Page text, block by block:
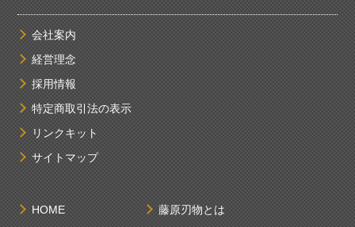
会社案内
経営理念
採用情報
特定商取引法の表示
リンクキット
サイトマップ
HOME
藤原刃物とは